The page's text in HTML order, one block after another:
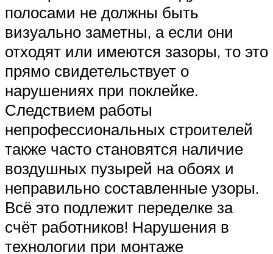
полосами не должны быть
визуально заметны, а если они
отходят или имеются зазоры, то это
прямо свидетельствует о
нарушениях при поклейке.
Следствием работы
непрофессиональных строителей
также часто становятся наличие
воздушных пузырей на обоях и
неправильно составленные узоры.
Всё это подлежит переделке за
счёт работников! Нарушения в
технологии при монтаже